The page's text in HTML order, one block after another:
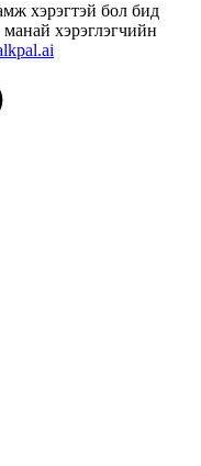
хэрэгтэй бол бид
хэрэглэгчийн